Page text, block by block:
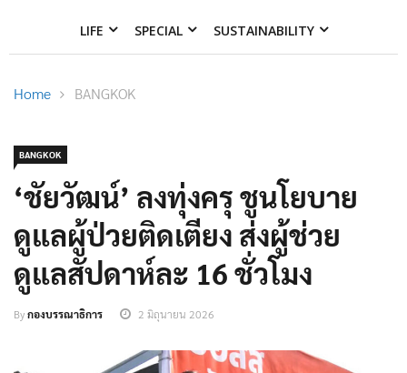
LIFE SPECIAL SUSTAINABILITY
Home BANGKOK
BANGKOK
‘ชัยวัฒน์’ ลงทุ่งครุ ชูนโยบาย
ดูแลผู้ป่วยติดเตียง ส่งผู้ช่วย
ดูแลสัปดาห์ละ 16 ชั่วโมง
Byกองบรรณาธิการ 2 มิถุนายน 2026